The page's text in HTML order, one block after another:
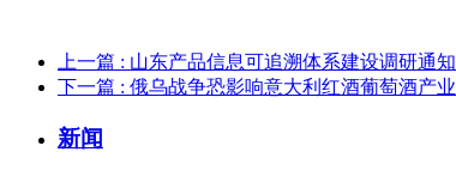
上一篇 : 山东产品信息可追溯体系建设调研通知
下一篇 : 俄乌战争恐影响意大利红酒葡萄酒产业
新闻